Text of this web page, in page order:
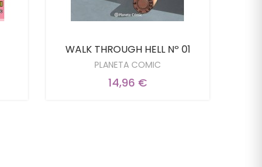
WALK THROUGH HELL Nº 01
PLANETA COMIC
14,96 €